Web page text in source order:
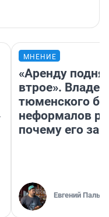
МНЕНИЕ
«Аренду
втрое».
тюменского
неформалов
почему его
Евгений